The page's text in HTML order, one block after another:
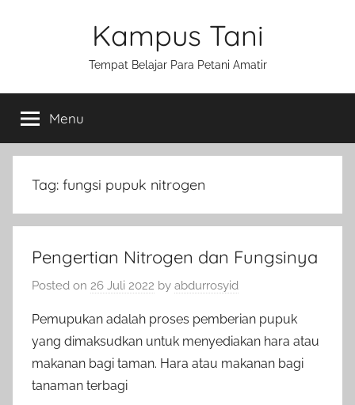
Kampus Tani
Tempat Belajar Para Petani Amatir
Menu
Tag: fungsi pupuk nitrogen
Pengertian Nitrogen dan Fungsinya
Posted on 26 Juli 2022 by abdurrosyid
Pemupukan adalah proses pemberian pupuk
yang dimaksudkan untuk menyediakan hara atau
makanan bagi taman. Hara atau makanan bagi
tanaman terbagi